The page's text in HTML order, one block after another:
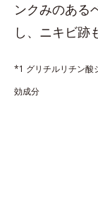
ンクみのある
し、ニキビ跡
*1 グリチルリチン酸
効成分